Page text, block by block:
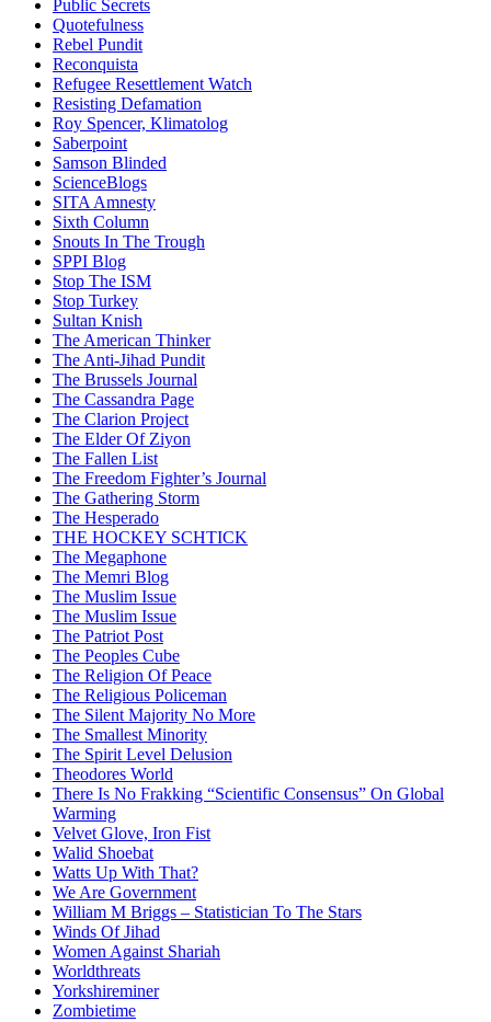
Public Secrets
Quotefulness
Rebel Pundit
Reconquista
Refugee Resettlement Watch
Resisting Defamation
Roy Spencer, Klimatolog
Saberpoint
Samson Blinded
ScienceBlogs
SITA Amnesty
Sixth Column
Snouts In The Trough
SPPI Blog
Stop The ISM
Stop Turkey
Sultan Knish
The American Thinker
The Anti-Jihad Pundit
The Brussels Journal
The Cassandra Page
The Clarion Project
The Elder Of Ziyon
The Fallen List
The Freedom Fighter’s Journal
The Gathering Storm
The Hesperado
THE HOCKEY SCHTICK
The Megaphone
The Memri Blog
The Muslim Issue
The Muslim Issue
The Patriot Post
The Peoples Cube
The Religion Of Peace
The Religious Policeman
The Silent Majority No More
The Smallest Minority
The Spirit Level Delusion
Theodores World
There Is No Frakking “Scientific Consensus” On Global
Warming
Velvet Glove, Iron Fist
Walid Shoebat
Watts Up With That?
We Are Government
William M Briggs – Statistician To The Stars
Winds Of Jihad
Women Against Shariah
Worldthreats
Yorkshireminer
Zombietime